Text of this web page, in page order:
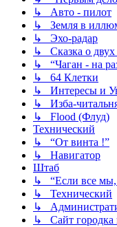
↳ Авто - пилот
↳ Земля в
↳ Эхо-радар
↳ Сказка о двух
↳ “Чаган - на
↳ 64 Клетки
↳ Интересы и
↳ Изба-
↳ Flood (Флуд)
Технический
↳ “От винта !”
↳ Навигатор
Штаб
↳ “Если все мы,
↳ Технический
↳
↳ Сайт городка